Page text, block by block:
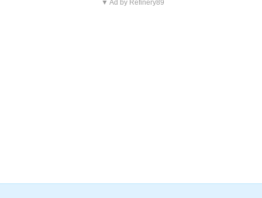
▼ Ad by Refinery89